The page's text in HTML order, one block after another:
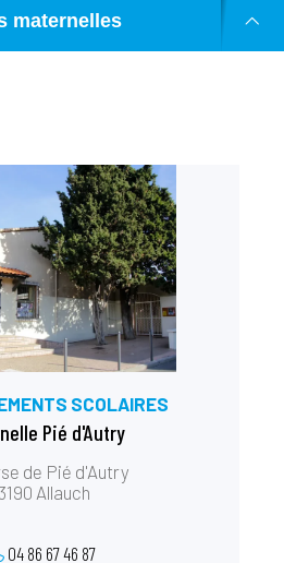
maternelles
SCOLAIRES
Pié d'Autry
de Pié d'Autry
Allauch
04 86 67 46 87